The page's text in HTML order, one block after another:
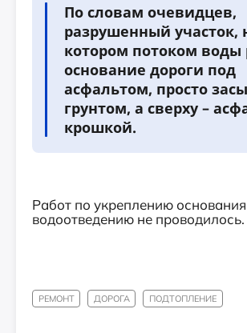
По словам очевидцев,
разрушенный участок,
котором потоком
основание дороги под
асфальтом, просто
грунтом, а сверху –
крошкой.
Работ по укреплению
водоотведению не проводилось.
РЕМОНТ ДОРОГА ПОДТОПЛЕНИЕ